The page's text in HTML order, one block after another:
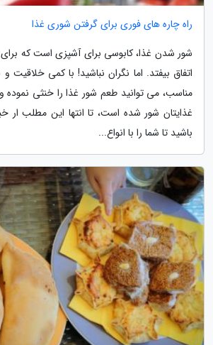
راه چاره های فوری برای گرفتن شوری غذا
شور شدن غذا، کابوسی برای آشپزی است که
اتفاق بیفتد. اما نگران نباشید! با کمی خلاقیت و
مناسب، می توانید طعم شور غذا را خنثی نموده
غذایتان شور شده است، تا انتها این مطلب ار
باشید تا شما را با انواع...